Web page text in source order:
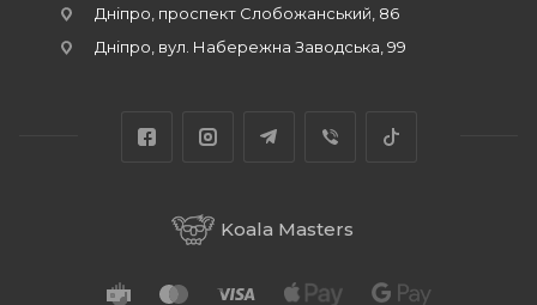
Дніпро, проспект Слобожанський, 86
Дніпро, вул. Набережна Заводська, 99
Koala Masters